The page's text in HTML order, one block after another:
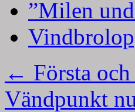
”Milen
← Första och
Vändpunkt